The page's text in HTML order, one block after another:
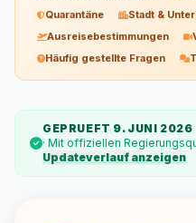
Quarantäne
Stadt &
Ausreisebestimmungen
Häufig gestellte Fragen
GEPRUEFT 9. JUNI 2026
· Mit offiziellen
Updateverlauf anzeigen